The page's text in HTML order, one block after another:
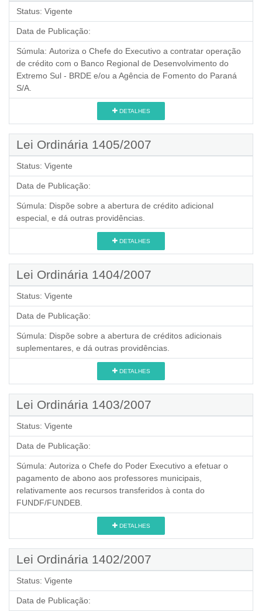
Status: Vigente
Data de Publicação:
Súmula: Autoriza o Chefe do Executivo a contratar operação
de crédito com o Banco Regional de Desenvolvimento do
Extremo Sul - BRDE e/ou a Agência de Fomento do Paraná
S/A.
DETALHES
Lei Ordinária 1405/2007
Status: Vigente
Data de Publicação:
Súmula: Dispõe sobre a abertura de crédito adicional
especial, e dá outras providências.
DETALHES
Lei Ordinária 1404/2007
Status: Vigente
Data de Publicação:
Súmula: Dispõe sobre a abertura de créditos adicionais
suplementares, e dá outras providências.
DETALHES
Lei Ordinária 1403/2007
Status: Vigente
Data de Publicação:
Súmula: Autoriza o Chefe do Poder Executivo a efetuar o
pagamento de abono aos professores municipais,
relativamente aos recursos transferidos à conta do
FUNDF/FUNDEB.
DETALHES
Lei Ordinária 1402/2007
Status: Vigente
Data de Publicação: